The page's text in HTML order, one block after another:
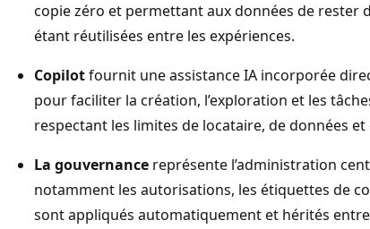
copie zéro et permettant aux données de rester
étant réutilisées entre les expériences.
Copilotfournit une assistance IA incorporée
pour faciliter la création, l’exploration et les
respectant les limites de locataire, de données et
La gouvernance représente l’administration
notamment les autorisations, les étiquettes de
sont appliqués automatiquement et hérités